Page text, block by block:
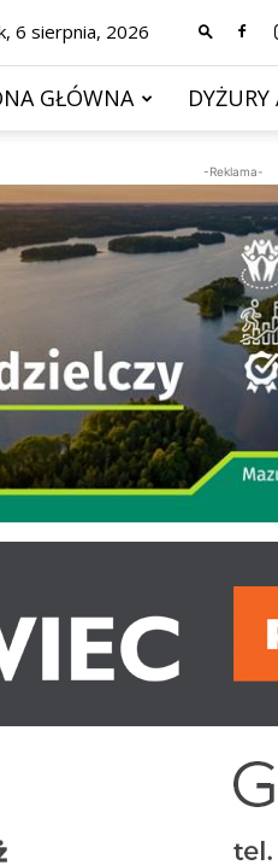
6 sierpnia, 2026
GŁÓWNA DYŻURY
-Reklama-